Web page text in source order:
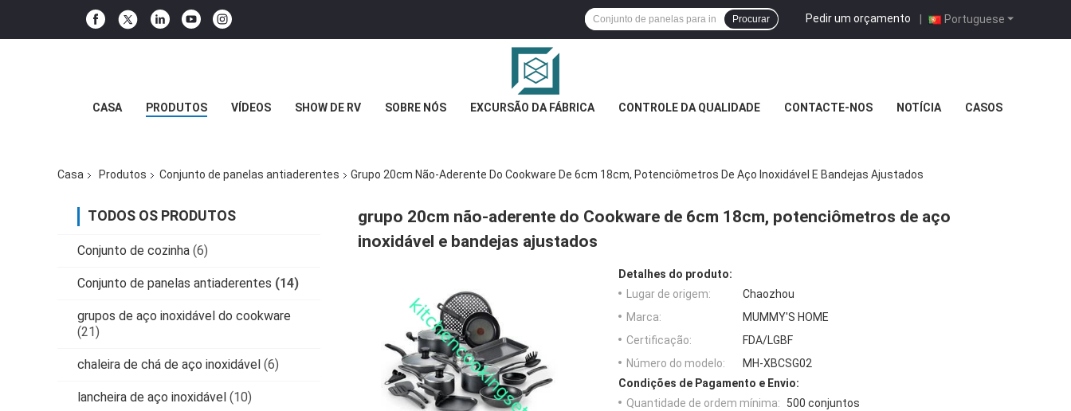
Portuguese
Pedir um orçamento |
Procurar
CASA PRODUTOS VÍDEOS SHOW DE RV SOBRE NÓS EXCURSÃO DA FÁBRICA CONTROLE DA QUALIDADE CONTACTE-NOS NOTÍCIA CASOS
Casa Produtos Conjunto de panelas antiaderentes Grupo 20cm Não-Aderente Do Cookware De 6cm 18cm, Potenciômetros De Aço Inoxidável E Bandejas Ajustados
TODOS OS PRODUTOS
Conjunto de cozinha (6)
Conjunto de panelas antiaderentes (14)
grupos de aço inoxidável do cookware
(21)
chaleira de chá de aço inoxidável (6)
lancheira de aço inoxidável (10)
grupo 20cm não-aderente do Cookware de 6cm 18cm, potenciômetros de aço
inoxidável e bandejas ajustados
Detalhes do produto:
Lugar de origem:
Chaozhou
Marca:
MUMMY'S HOME
Certificação:
FDA/LGBF
Número do modelo:
MH-XBCSG02
Condições de Pagamento e Envio:
Quantidade de ordem mínima:
500 conjuntos